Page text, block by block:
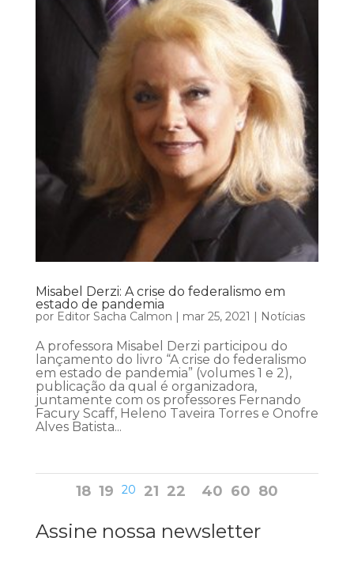
Misabel Derzi: A crise do federalismo em
estado de pandemia
por Editor Sacha Calmon | mar 25, 2021 | Notícias
A professora Misabel Derzi participou do
lançamento do livro “A crise do federalismo
em estado de pandemia” (volumes 1 e 2),
publicação da qual é organizadora,
juntamente com os professores Fernando
Facury Scaff, Heleno Taveira Torres e Onofre
Alves Batista...
18 19 20 21 22 40 60 80
Assine nossa newsletter